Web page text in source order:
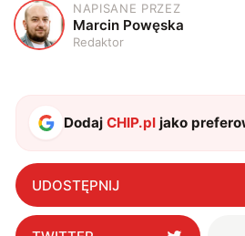
M
NAPISANE PRZEZ
Marcin Powęska
Redaktor
DodajCHIP.pl jako
UDOSTĘPNIJ